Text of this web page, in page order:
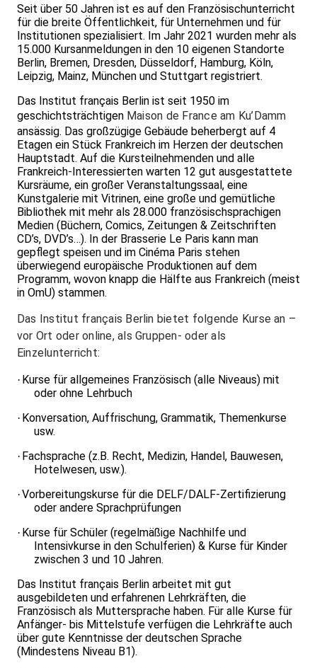
Seit über 50 Jahren ist es auf den Französischunterricht
für die breite Öffentlichkeit, für Unternehmen und für
Institutionen spezialisiert. Im Jahr 2021 wurden mehr als
15.000 Kursanmeldungen in den 10 eigenen Standorte
Berlin, Bremen, Dresden, Düsseldorf, Hamburg, Köln,
Leipzig, Mainz, München und Stuttgart registriert.
Das Institut français Berlin ist seit 1950 im
geschichtsträchtigen Maison de France am Ku’Damm
ansässig. Das großzügige Gebäude beherbergt auf 4
Etagen ein Stück Frankreich im Herzen der deutschen
Hauptstadt. Auf die Kursteilnehmenden und alle
Frankreich-Interessierten warten 12 gut ausgestattete
Kursräume, ein großer Veranstaltungssaal, eine
Kunstgalerie mit Vitrinen, eine große und gemütliche
Bibliothek mit mehr als 28.000 französischsprachigen
Medien (Büchern, Comics, Zeitungen & Zeitschriften
CD’s, DVD’s…). In der Brasserie Le Paris kann man
gepflegt speisen und im Cinéma Paris stehen
überwiegend europäische Produktionen auf dem
Programm, wovon knapp die Hälfte aus Frankreich (meist
in OmU) stammen.
Das Institut français Berlin bietet folgende Kurse an –
vor Ort oder online, als Gruppen- oder als
Einzelunterricht:
· Kurse für allgemeines Französisch (alle Niveaus) mit
oder ohne Lehrbuch
· Konversation, Auffrischung, Grammatik, Themenkurse
usw.
· Fachsprache (z.B. Recht, Medizin, Handel, Bauwesen,
Hotelwesen, usw.).
·Vorbereitungskurse für die DELF/DALF-Zertifizierung
oder andere Sprachprüfungen
· Kurse für Schüler (regelmäßige Nachhilfe und
Intensivkurse in den Schulferien) & Kurse für Kinder
zwischen 3 und 10 Jahren.
Das Institut français Berlin arbeitet mit gut
ausgebildeten und erfahrenen Lehrkräften, die
Französisch als Muttersprache haben. Für alle Kurse für
Anfänger- bis Mittelstufe verfügen die Lehrkräfte auch
über gute Kenntnisse der deutschen Sprache
(Mindestens Niveau B1).